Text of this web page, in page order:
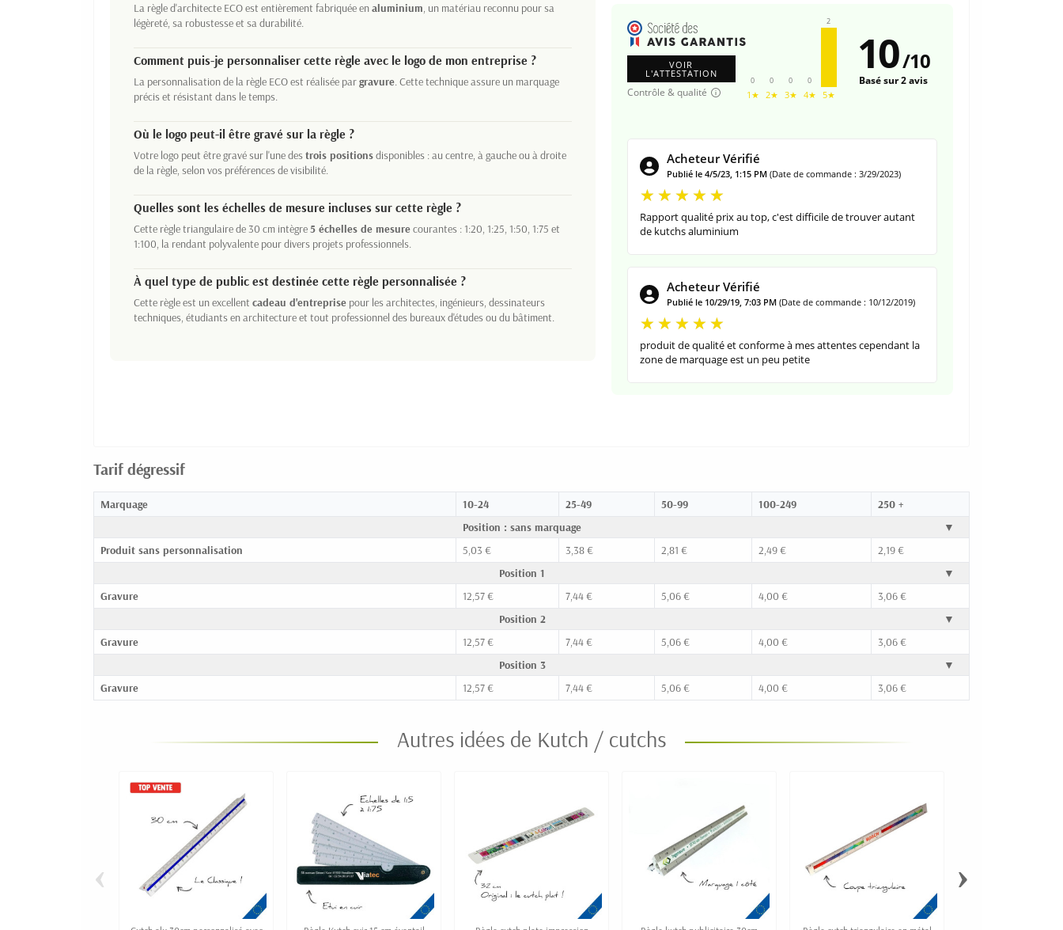
La règle d'architecte ECO est entièrement fabriquée enaluminium, un matériau reconnu pour sa
légèreté, sa robustesse et sa durabilité.
Comment puis-je personnaliser cette règle avec le logo de mon entreprise ?
La personnalisation de la règle ECO est réalisée pargravure. Cette technique assure un marquage
précis et résistant dans le temps.
Où le logo peut-il être gravé sur la règle ?
Votre logo peut être gravé sur l'une destrois positionsdisponibles : au centre, à gauche ou à droite
de la règle, selon vos préférences de visibilité.
Quelles sont les échelles de mesure incluses sur cette règle ?
Cette règle triangulaire de 30 cm intègre5 échelles de mesurecourantes : 1:20, 1:25, 1:50, 1:75 et
1:100, la rendant polyvalente pour divers projets professionnels.
À quel type de public est destinée cette règle personnalisée ?
Cette règle est un excellent cadeau d'entreprise pour les architectes, ingénieurs, dessinateurs
techniques, étudiants en architecture et tout professionnel des bureaux d'études ou du bâtiment.
VOIR
L'ATTESTATION
Contrôle & qualité
0
1★
0
2★
0
3★
0
4★
2
5★
10/10
Basé sur 2 avis
Acheteur Vérifié
Publié le 4/5/23, 1:15 PM (Date de commande : 3/29/2023)
Rapport qualité prix au top, c'est difficile de trouver autant
de kutchs aluminium
Acheteur Vérifié
Publié le 10/29/19, 7:03 PM (Date de commande : 10/12/2019)
produit de qualité et conforme à mes attentes cependant la
zone de marquage est un peu petite
Tarif dégressif
Marquage 10-24 25-49 50-99 100-249
250 +
Position : sans marquage
▼
Produit sans personnalisation
5,03 € 3,38 € 2,81 € 2,49 €
2,19 €
Position 1
▼
Gravure
12,57 € 7,44 € 5,06 € 4,00 €
3,06 €
Position 2
▼
Gravure
12,57 € 7,44 € 5,06 € 4,00 €
3,06 €
Position 3
▼
Gravure
12,57 € 7,44 € 5,06 € 4,00 € 3,06 €
Autres idées de Kutch / cutchs
‹ ›